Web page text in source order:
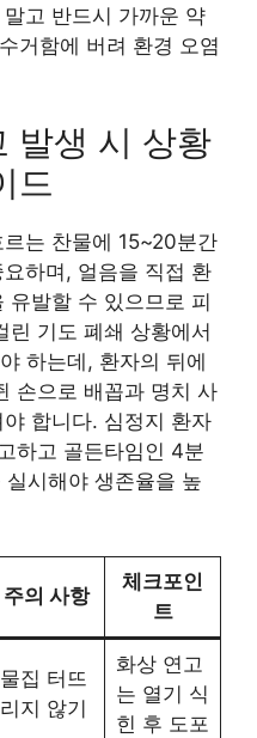
고 반드시 가까운 약
거함에 버려 환경 오염
발생 시 상황
드
는 찬물에 15~20분간
하며, 얼음을 직접 환
유발할 수 있으므로 피
린 기도 폐쇄 상황에서
하는데, 환자의 뒤에
손으로 배꼽과 명치 사
합니다. 심정지 환자
하고 골든타임인 4분
시해야 생존율을 높
주의 사항
체크포인
트
물집 터뜨
리지 않기
화상 연고
는 열기 식
힌 후 도포